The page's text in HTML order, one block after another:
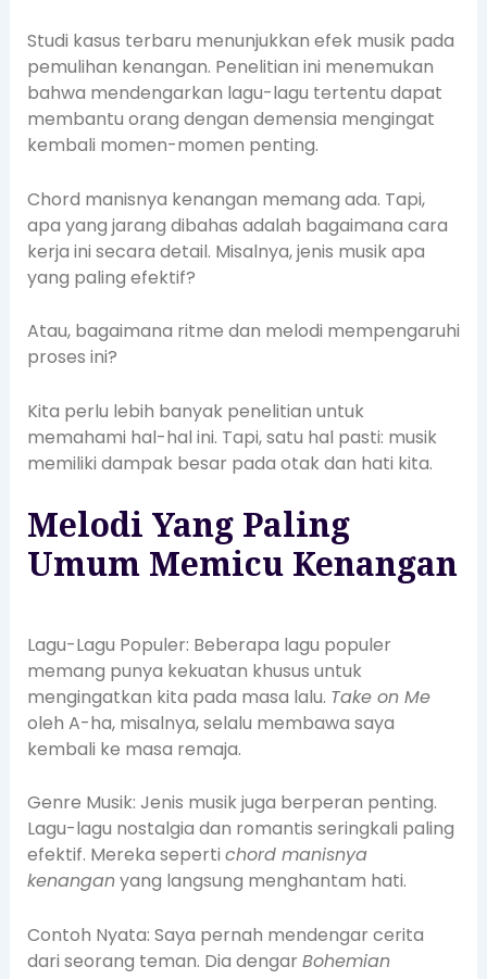
Studi kasus terbaru menunjukkan efek musik pada
pemulihan kenangan. Penelitian ini menemukan
bahwa mendengarkan lagu-lagu tertentu dapat
membantu orang dengan demensia mengingat
kembali momen-momen penting.
Chord manisnya kenangan memang ada. Tapi,
apa yang jarang dibahas adalah bagaimana cara
kerja ini secara detail. Misalnya, jenis musik apa
yang paling efektif?
Atau, bagaimana ritme dan melodi mempengaruhi
proses ini?
Kita perlu lebih banyak penelitian untuk
memahami hal-hal ini. Tapi, satu hal pasti: musik
memiliki dampak besar pada otak dan hati kita.
Melodi Yang Paling
Umum Memicu Kenangan
Lagu-Lagu Populer: Beberapa lagu populer
memang punya kekuatan khusus untuk
mengingatkan kita pada masa lalu. Take on Me
oleh A-ha, misalnya, selalu membawa saya
kembali ke masa remaja.
Genre Musik: Jenis musik juga berperan penting.
Lagu-lagu nostalgia dan romantis seringkali paling
efektif. Mereka seperti chord manisnya
kenanganyang langsung menghantam hati.
Contoh Nyata: Saya pernah mendengar cerita
dari seorang teman. Dia dengar Bohemian